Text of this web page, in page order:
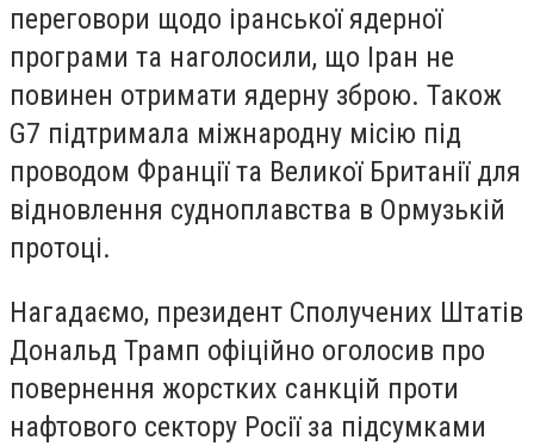
переговори щодо іранської ядерної
програми та наголосили, що Іран не
повинен отримати ядерну зброю. Також
G7 підтримала міжнародну місію під
проводом Франції та Великої Британії для
відновлення судноплавства в Ормузькій
протоці.
Нагадаємо, президент Сполучених Штатів
Дональд Трамп офіційно оголосив про
повернення жорстких санкцій проти
нафтового сектору Росії за підсумками